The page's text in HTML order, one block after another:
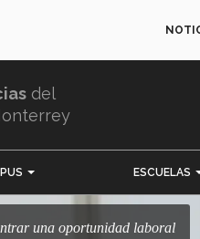
del
ESCUELAS
una oportunidad laboral